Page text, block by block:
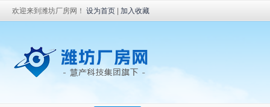
欢迎来到潍坊厂房网！ 设为首页 加入收藏